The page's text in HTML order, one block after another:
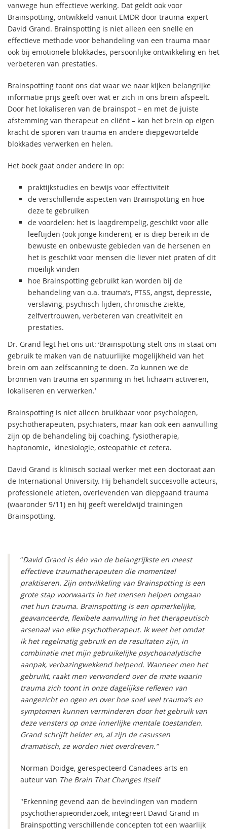
vanwege hun effectieve werking. Dat geldt ook voor
Brainspotting, ontwikkeld vanuit EMDR door trauma-expert
David Grand. Brainspotting is niet alleen een snelle en
effectieve methode voor behandeling van een trauma maar
ook bij emotionele blokkades, persoonlijke ontwikkeling en het
verbeteren van prestaties.
Brainspotting toont ons dat waar we naar kijken belangrijke
informatie prijs geeft over wat er zich in ons brein afspeelt.
Door het lokaliseren van de brainspot – en met de juiste
afstemming van therapeut en cliënt – kan het brein op eigen
kracht de sporen van trauma en andere diepgewortelde
blokkades verwerken en helen.
Het boek gaat onder andere in op:
praktijkstudies en bewijs voor effectiviteit
de verschillende aspecten van Brainspotting en hoe
deze te gebruiken
de voordelen: het is laagdrempelig, geschikt voor alle
leeftijden (ook jonge kinderen), er is diep bereik in de
bewuste en onbewuste gebieden van de hersenen en
het is geschikt voor mensen die liever niet praten of dit
moeilijk vinden
hoe Brainspotting gebruikt kan worden bij de
behandeling van o.a. trauma’s, PTSS, angst, depressie,
verslaving, psychisch lijden, chronische ziekte,
zelfvertrouwen, verbeteren van creativiteit en
prestaties.
Dr. Grand legt het ons uit: ‘Brainspotting stelt ons in staat om
gebruik te maken van de natuurlijke mogelijkheid van het
brein om aan zelfscanning te doen. Zo kunnen we de
bronnen van trauma en spanning in het lichaam activeren,
lokaliseren en verwerken.’
Brainspotting is niet alleen bruikbaar voor psychologen,
psychotherapeuten, psychiaters, maar kan ook een aanvulling
zijn op de behandeling bij coaching, fysiotherapie,
haptonomie, kinesiologie, osteopathie et cetera.
David Grand is klinisch sociaal werker met een doctoraat aan
de International University. Hij behandelt succesvolle acteurs,
professionele atleten, overlevenden van diepgaand trauma
(waaronder 9/11) en hij geeft wereldwijd trainingen
Brainspotting.
“David Grand is één van de belangrijkste en meest
effectieve traumatherapeuten die momenteel
praktiseren. Zijn ontwikkeling van Brainspotting is een
grote stap voorwaarts in het mensen helpen omgaan
met hun trauma. Brainspotting is een opmerkelijke,
geavanceerde, flexibele aanvulling in het therapeutisch
arsenaal van elke psychotherapeut. Ik weet het omdat
ik het regelmatig gebruik en de resultaten zijn, in
combinatie met mijn gebruikelijke psychoanalytische
aanpak, verbazingwekkend helpend. Wanneer men het
gebruikt, raakt men verwonderd over de mate waarin
trauma zich toont in onze dagelijkse reflexen van
aangezicht en ogen en over hoe snel veel trauma’s en
symptomen kunnen verminderen door het gebruik van
deze vensters op onze innerlijke mentale toestanden.
Grand schrijft helder en, al zijn de casussen
dramatisch, ze worden niet overdreven.”
Norman Doidge, gerespecteerd Canadees arts en
auteur van The Brain That Changes Itself
"Erkenning gevend aan de bevindingen van modern
psychotherapieonderzoek, integreert David Grand in
Brainspotting verschillende concepten tot een waarlijk